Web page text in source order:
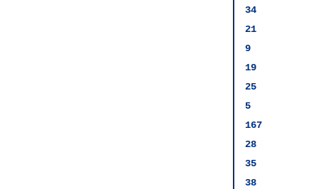
34
21
9
19
25
5
167
28
35
38